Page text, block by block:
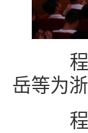
程来
岳等为
程来